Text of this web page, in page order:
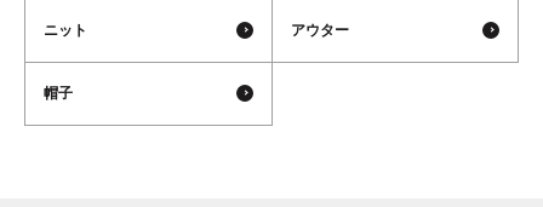
ニット アウター
帽子